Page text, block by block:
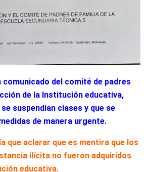
comunicado del comité de padres
de la Institución educativa,
suspendían clases y que se
de manera urgente.
que aclarar que es mentira que los
ilícita no fueron adquiridos
educativa.